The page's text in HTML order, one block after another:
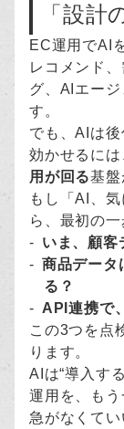
「設計
EC運用でAI
レコメンド
グ、AIエー
す。
でも、AIは後
効かせるには
用が回る基盤
もし「AI、
ら、最初の一
いま、顧客
商品データ
る？
API連携で
この3つを点
ります。
AIは“導入す
運用を、もう
急がなくて